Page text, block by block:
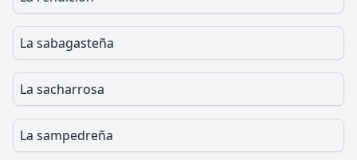
La sabagasteña
La sacharrosa
La sampedreña